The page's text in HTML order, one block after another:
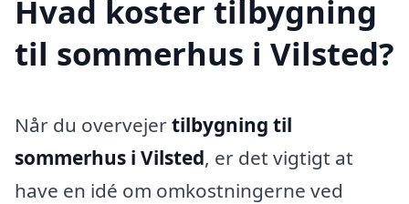
Hvad koster tilbygning
til sommerhus i Vilsted?
Når du overvejertilbygning til
sommerhus i Vilsted, er det vigtigt at
have en idé om omkostningerne ved